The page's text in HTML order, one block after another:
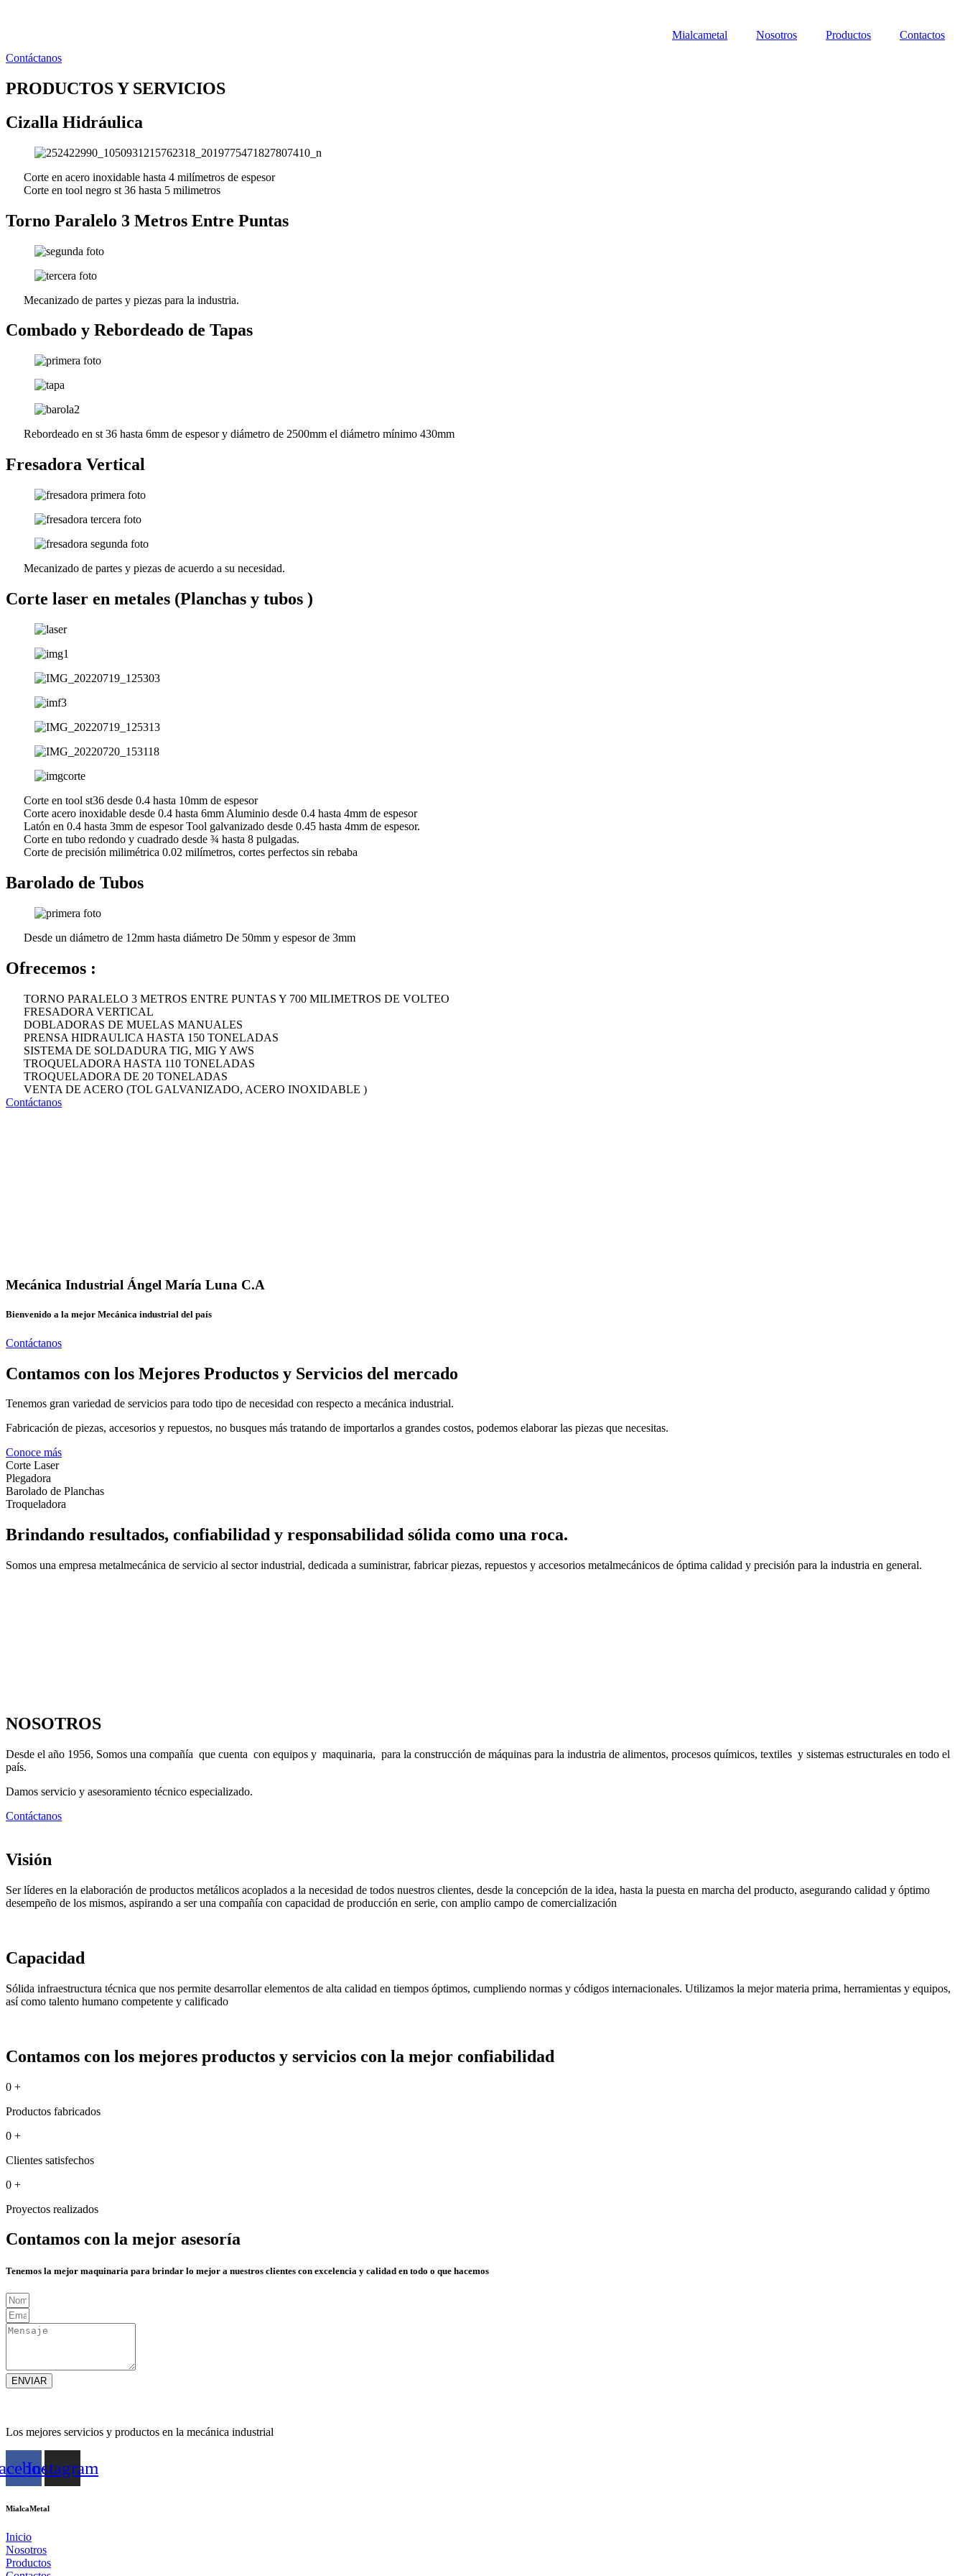
Mialcametal Nosotros Productos
Contactos
Contáctanos
PRODUCTOS Y SERVICIOS
Cizalla Hidráulica
Corte en acero inoxidable hasta 4 milímetros de espesor
Corte en tool negro st 36 hasta 5 milimetros
Torno Paralelo 3 Metros Entre Puntas
Mecanizado de partes y piezas para la industria.
Combado y Rebordeado de Tapas
Rebordeado en st 36 hasta 6mm de espesor y diámetro de 2500mm el diámetro mínimo 430mm
Fresadora Vertical
Mecanizado de partes y piezas de acuerdo a su necesidad.
Corte laser en metales (Planchas y tubos )
Corte en tool st36 desde 0.4 hasta 10mm de espesor
Corte acero inoxidable desde 0.4 hasta 6mm Aluminio desde 0.4 hasta 4mm de espesor
Latón en 0.4 hasta 3mm de espesor Tool galvanizado desde 0.45 hasta 4mm de espesor.
Corte en tubo redondo y cuadrado desde ¾ hasta 8 pulgadas.
Corte de precisión milimétrica 0.02 milímetros, cortes perfectos sin rebaba
Barolado de Tubos
Desde un diámetro de 12mm hasta diámetro De 50mm y espesor de 3mm
Ofrecemos :
TORNO PARALELO 3 METROS ENTRE PUNTAS Y 700 MILIMETROS DE VOLTEO
FRESADORA VERTICAL
DOBLADORAS DE MUELAS MANUALES
PRENSA HIDRAULICA HASTA 150 TONELADAS
SISTEMA DE SOLDADURA TIG, MIG Y AWS
TROQUELADORA HASTA 110 TONELADAS
TROQUELADORA DE 20 TONELADAS
VENTA DE ACERO (TOL GALVANIZADO, ACERO INOXIDABLE )
Contáctanos
Mecánica Industrial Ángel María Luna C.A
Bienvenido a la mejor Mecánica industrial del país
Contáctanos
Contamos con los Mejores Productos y Servicios del mercado
Tenemos gran variedad de servicios para todo tipo de necesidad con respecto a mecánica industrial.
Fabricación de piezas, accesorios y repuestos, no busques más tratando de importarlos a grandes costos, podemos elaborar las piezas que necesitas.
Conoce más
Corte Laser
Plegadora
Barolado de Planchas
Troqueladora
Brindando resultados, confiabilidad y responsabilidad sólida como una roca.
Somos una empresa metalmecánica de servicio al sector industrial, dedicada a suministrar, fabricar piezas, repuestos y accesorios metalmecánicos de óptima calidad y precisión para la industria en general.
NOSOTROS
Desde el año 1956, Somos una compañía que cuenta con equipos y maquinaria, para la construcción de máquinas para la industria de alimentos, procesos químicos, textiles y sistemas estructurales en todo el
país.
Damos servicio y asesoramiento técnico especializado.
Contáctanos
Visión
Ser líderes en la elaboración de productos metálicos acoplados a la necesidad de todos nuestros clientes, desde la concepción de la idea, hasta la puesta en marcha del producto, asegurando calidad y óptimo
desempeño de los mismos, aspirando a ser una compañía con capacidad de producción en serie, con amplio campo de comercialización
Capacidad
Sólida infraestructura técnica que nos permite desarrollar elementos de alta calidad en tiempos óptimos, cumpliendo normas y códigos internacionales. Utilizamos la mejor materia prima, herramientas y equipos,
así como talento humano competente y calificado
Contamos con los mejores productos y servicios con la mejor confiabilidad
0 +
Productos fabricados
0 +
Clientes satisfechos
0 +
Proyectos realizados
Contamos con la mejor asesoría
Tenemos la mejor maquinaria para brindar lo mejor a nuestros clientes con excelencia y calidad en todo o que hacemos
ENVIAR
Los mejores servicios y productos en la mecánica industrial
Instagram
MialcaMetal
Inicio
Nosotros
Productos